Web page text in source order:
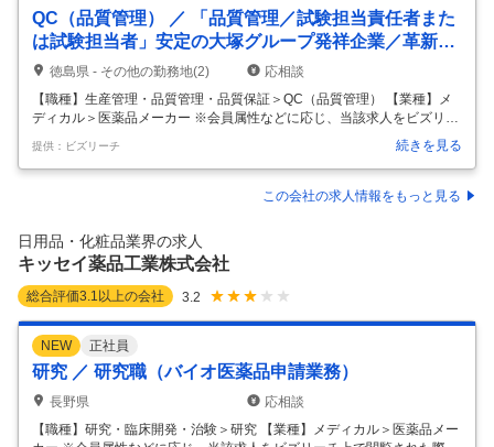
QC（品質管理） ／ 「品質管理／試験担当責任者また
は試験担当者」安定の大塚グループ発祥企業／革新的
な医療・製薬を創造するグローバルカンパニー／完全
徳島県 - その他の勤務地(2)
応相談
【職種】生産管理・品質管理・品質保証＞QC（品質管理） 【業種】メ
ディカル＞医薬品メーカー ※会員属性などに応じ、当該求人をビズリー
チ上で閲覧された際に内容が異なる場合があります 【概要】 医薬品の品
質管理における試験担当責任者または試験担当者として、下記業務をお
任せします。 《具体的な業務内容》 〜試験担当責任者〜 ・原料、資
材、中間製品および最終製品の試験計画の立案、進捗管理、合否判定、
ンに関わる各種評価を管理 ・試験の異常に迅速に対応し、問題を解決 〜
試験担当〜 ・原料、資材、中間製品および最終製品の試験の実施 ・安定
性…
提供：ビズリーチ 続きを見る
この会社の求人情報をもっと見る
日用品・化粧品業界の求人
キッセイ薬品工業株式会社
総合評価3.1 以上の会社 3.2
NEW 正社員
研究 ／ 研究職（バイオ医薬品申請業務）
長野県
応相談
【職種】研究・臨床開発・治験＞研究 【業種】メディカル＞医薬品メー